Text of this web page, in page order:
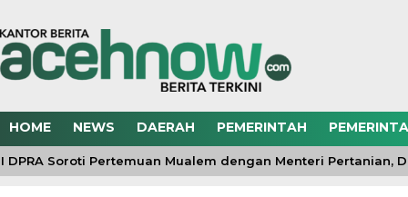
HOME NEWS DAERAH PEMERINTAH
Soroti Pertemuan Mualem dengan Menteri Pertanian,